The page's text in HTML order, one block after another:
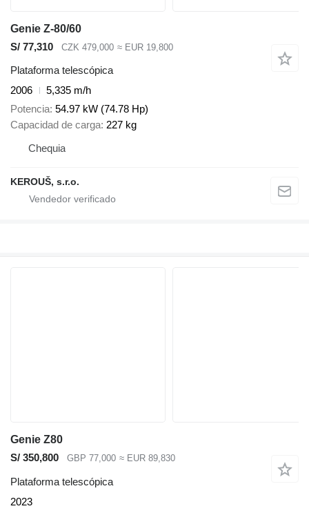
Genie Z-80/60
S/ 77,310
CZK 479,000 ≈ EUR 19,800
Plataforma telescópica
2006
5,335 m/h
Potencia 54.97 kW (74.78 Hp)
Capacidad de carga 227 kg
Chequia
KEROUŠ, s.r.o.
Genie Z80
S/ 350,800
GBP 77,000 ≈ EUR 89,830
Plataforma telescópica
2023